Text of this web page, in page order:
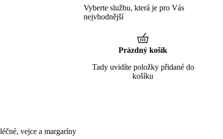
vejce a margaríny
Vyberte službu, která je pro Vás
nejvhodnější
Prázdný košík
Tady uvidíte položky přidané do
košíku